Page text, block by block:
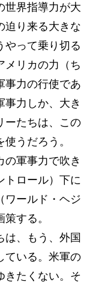
界指導力が大
迫り来る大きな
やって乗り切る
メリカの力（ち
事力の行使であ
力しか、大き
ーたちは、この
うだろう。
軍事力で吹き
トロール）下に
ワールド・ヘジ
する。
は、もう、外国
ている。米軍の
きたくない。そ